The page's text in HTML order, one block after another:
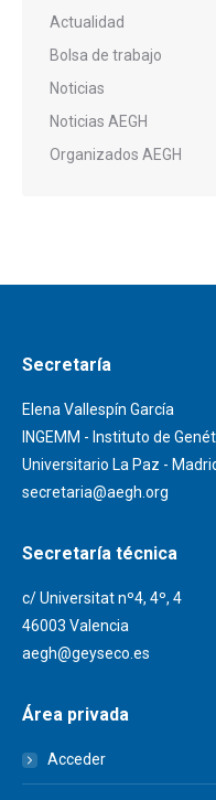
Actualidad
Bolsa de trabajo
Noticias
Noticias AEGH
Organizados AEGH
Secretaría
Elena Vallespín García
INGEMM - Instituto de
Universitario La Paz -
secretaria@aegh.org
Secretaría técnica
c/ Universitat nº4, 4º, 4
46003 Valencia
aegh@geyseco.es
Área privada
Acceder